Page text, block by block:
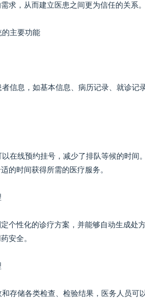
求，从而建立医患之间更为信任的关系
主要功能
信息，如基本信息、病历记录、就诊
在线预约挂号，减少了排队等候的时
的时间获得所需的医疗服务。
个性化的诊疗方案，并能够自动生成
安全。
存储各类检查、检验结果，医务人员